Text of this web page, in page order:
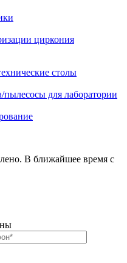
циркония
столы
для лаборатории
В ближайшее время с